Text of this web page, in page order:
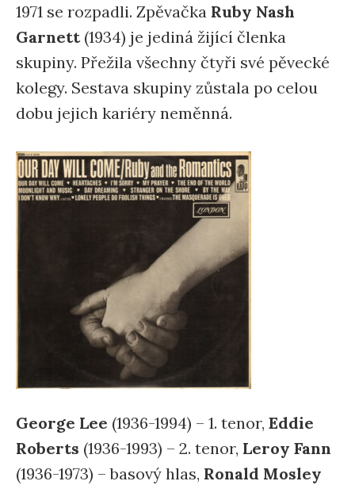
1971 se rozpadli. Zpěvačka Ruby Nash
Garnett(1934) je jediná žijící členka
skupiny. Přežila všechny čtyři své pěvecké
kolegy. Sestava skupiny zůstala po celou
dobu jejich kariéry neměnná.
George Lee (1936-1994) – 1. tenor, Eddie
Roberts (1936-1993) – 2. tenor, Leroy Fann
(1936-1973) – basový hlas, Ronald Mosley